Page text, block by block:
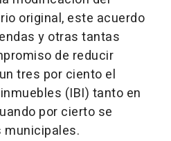
original, este acuerdo
y otras tantas
de reducir
tres por ciento el
(IBI) tanto en
por cierto se
municipales.